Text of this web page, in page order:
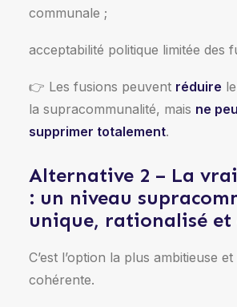
communale ;
acceptabilité politique limitée des
👉 Les fusions peuvent réduire
la supracommunalité, mais ne
supprimer totalement.
Alternative 2 – La
: un niveau
unique, rationalisé et
C’est l’option la plus ambitieuse
cohérente.